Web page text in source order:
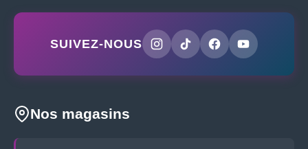
SUIVEZ-NOUS
Nos magasins